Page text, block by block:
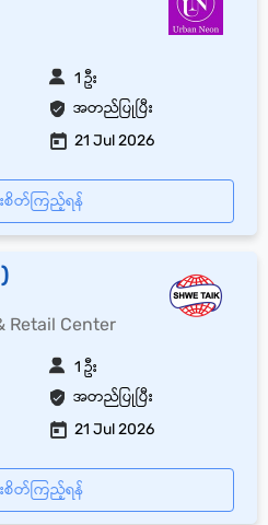
အတည်ပြုပြီး
1 ဦး
21 Jul 2026
စိတ်ကြည့်ရန်
Retail Center
အတည်ပြုပြီး
1 ဦး
21 Jul 2026
စိတ်ကြည့်ရန်